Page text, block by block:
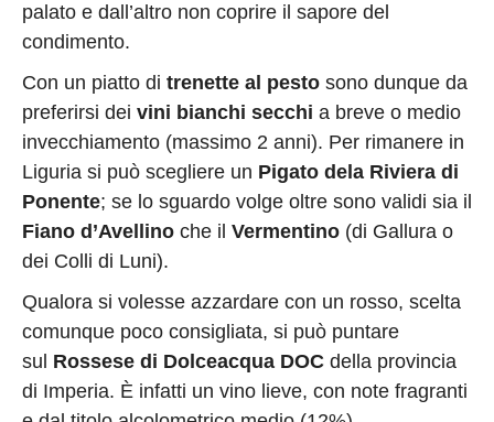
palato e dall’altro non coprire il sapore del
condimento.
Con un piatto di trenette al pesto sono dunque da
preferirsi dei vini bianchi secchi a breve o medio
invecchiamento (massimo 2 anni). Per rimanere in
Liguria si può scegliere un Pigato dela Riviera di
Ponente; se lo sguardo volge oltre sono validi sia il
Fiano d’Avellino che il Vermentino (di Gallura o
dei Colli di Luni).
Qualora si volesse azzardare con un rosso, scelta
comunque poco consigliata, si può puntare
sul Rossese di Dolceacqua DOC della provincia
di Imperia. È infatti un vino lieve, con note fragranti